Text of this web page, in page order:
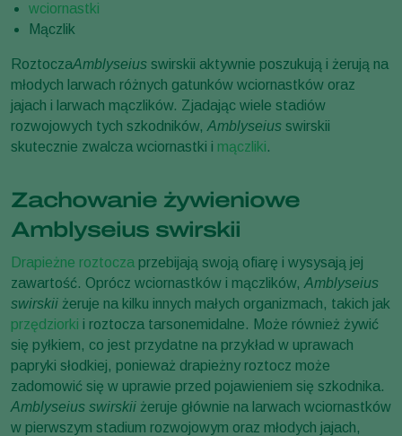
wciornastki
Mączlik
RoztoczaAmblyseius swirskii aktywnie poszukują i żerują na
młodych larwach różnych gatunków wciornastków oraz
jajach i larwach mączlików. Zjadając wiele stadiów
rozwojowych tych szkodników, Amblyseius swirskii
skutecznie zwalcza wciornastki i mączliki.
Zachowanie żywieniowe
Amblyseius swirskii
Drapieżne roztocza przebijają swoją ofiarę i wysysają jej
zawartość. Oprócz wciornastków i mączlików, Amblyseius
swirskii żeruje na kilku innych małych organizmach, takich jak
przędziorki i roztocza tarsonemidalne. Może również żywić
się pyłkiem, co jest przydatne na przykład w uprawach
papryki słodkiej, ponieważ drapieżny roztocz może
zadomowić się w uprawie przed pojawieniem się szkodnika.
Amblyseius swirskii żeruje głównie na larwach wciornastków
w pierwszym stadium rozwojowym oraz młodych jajach,